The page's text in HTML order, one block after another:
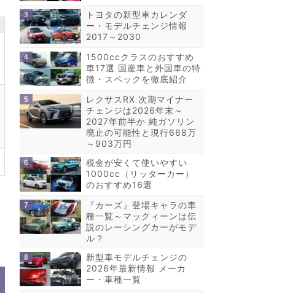
トヨタの新型車カレンダ
ー・モデルチェンジ情報
2017～2030
1500ccクラスのおすすめ
車17選 国産車と外国車の特
徴・スペックを徹底紹介
レクサスRX 次期マイナー
チェンジは2026年末～
2027年前半か 純ガソリン
廃止の可能性と現行668万
～903万円
税金が安くて使いやすい
1000cc（リッターカー）
のおすすめ16選
『カーズ』登場キャラの車
種一覧～マックィーンは伝
説のレーシングカーがモデ
ル？
新型車モデルチェンジの
2026年最新情報 メーカ
ー・車種一覧